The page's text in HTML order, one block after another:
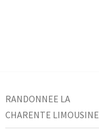
RANDONNEE LA
CHARENTE LIMOUSINE